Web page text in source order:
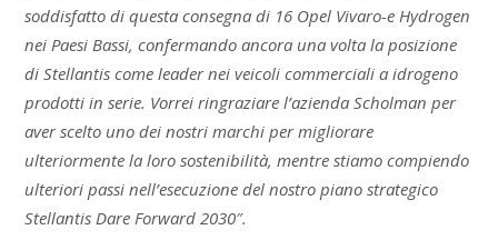
soddisfatto di questa consegna di 16 Opel Vivaro-e Hydrogen
nei Paesi Bassi, confermando ancora una volta la posizione
di Stellantis come leader nei veicoli commerciali a idrogeno
prodotti in serie. Vorrei ringraziare l’azienda Scholman per
aver scelto uno dei nostri marchi per migliorare
ulteriormente la loro sostenibilità, mentre stiamo compiendo
ulteriori passi nell’esecuzione del nostro piano strategico
Stellantis Dare Forward 2030″.